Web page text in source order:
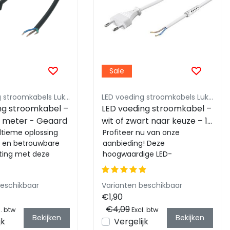
LED voeding stroomkabels Luksus
stroomkabel –
meter - Geaard
oplossing
en betrouwbare
met deze
btw
Bekijken
Sale
LED voeding stroomkabels Luksus
LED voeding stroomkabel –
wit of zwart naar keuze – 1
meter
Profiteer nu van onze
aanbieding! Deze
hoogwaardige LED-
voedingskabel zorgt voor een
veilige en betrouwbare
stroomvoorzi...
Varianten beschikbaar
€1,90
€4,09Excl. btw
Vergelijk Bekijken